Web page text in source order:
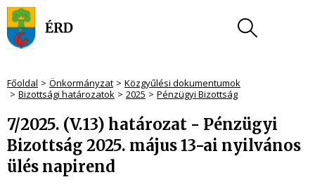
Főoldal Önkormányzat
Közgyűlési dokumentumok
Bizottsági határozatok
2025 Pénzügyi Bizottság
7/2025. (V.13) határozat - Pénzügyi
Bizottság 2025. május 13-ai nyilvános
ülés napirend